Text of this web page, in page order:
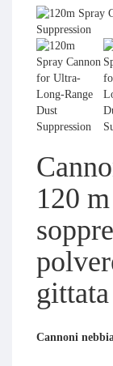
120
gittata
Cannoni